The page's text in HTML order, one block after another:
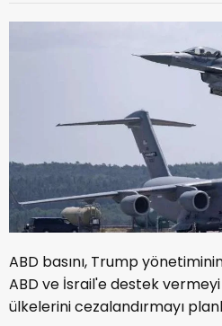
ABD basını, Trump
ABD ve İsrail'e destek
ülkelerini cezalandırmayı